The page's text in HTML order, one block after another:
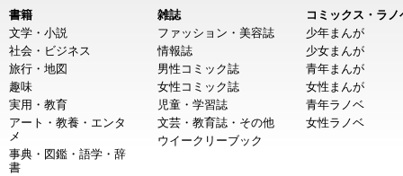
書籍
文学・小説
社会・ビジネス
旅行・地図
趣味
実用・教育
アート・教養・エンタ
メ
事典・図鑑・語学・辞
書
雑誌
ファッション・美容誌
情報誌
男性コミック誌
女性コミック誌
児童・学習誌
文芸・教育誌・その他
ウイークリーブック
コミックス・ラノ
少年まんが
少女まんが
青年まんが
女性まんが
青年ラノベ
女性ラノベ